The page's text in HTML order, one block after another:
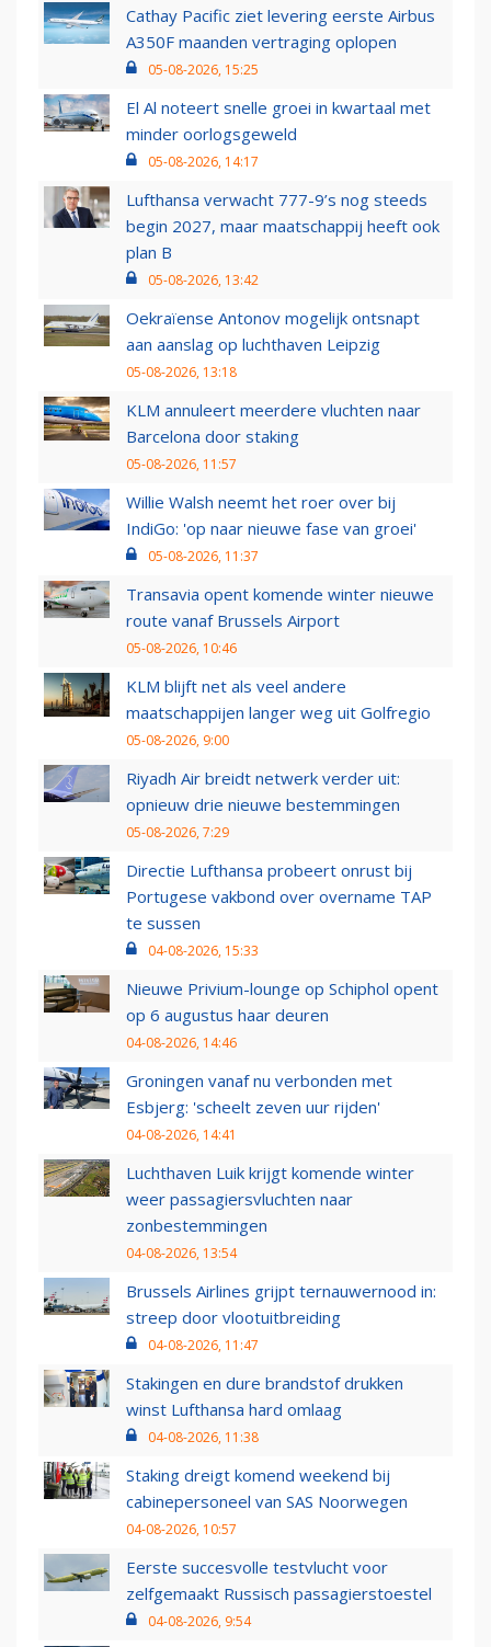
Cathay Pacific ziet levering eerste Airbus
A350F maanden vertraging oplopen
05-08-2026, 15:25
El Al noteert snelle groei in kwartaal met
minder oorlogsgeweld
05-08-2026, 14:17
Lufthansa verwacht 777-9’s nog steeds
begin 2027, maar maatschappij heeft ook
plan B
05-08-2026, 13:42
Oekraïense Antonov mogelijk ontsnapt
aan aanslag op luchthaven Leipzig
05-08-2026, 13:18
KLM annuleert meerdere vluchten naar
Barcelona door staking
05-08-2026, 11:57
Willie Walsh neemt het roer over bij
IndiGo: 'op naar nieuwe fase van groei'
05-08-2026, 11:37
Transavia opent komende winter nieuwe
route vanaf Brussels Airport
05-08-2026, 10:46
KLM blijft net als veel andere
maatschappijen langer weg uit Golfregio
05-08-2026, 9:00
Riyadh Air breidt netwerk verder uit:
opnieuw drie nieuwe bestemmingen
05-08-2026, 7:29
Directie Lufthansa probeert onrust bij
Portugese vakbond over overname TAP
te sussen
04-08-2026, 15:33
Nieuwe Privium-lounge op Schiphol opent
op 6 augustus haar deuren
04-08-2026, 14:46
Groningen vanaf nu verbonden met
Esbjerg: 'scheelt zeven uur rijden'
04-08-2026, 14:41
Luchthaven Luik krijgt komende winter
weer passagiersvluchten naar
zonbestemmingen
04-08-2026, 13:54
Brussels Airlines grijpt ternauwernood in:
streep door vlootuitbreiding
04-08-2026, 11:47
Stakingen en dure brandstof drukken
winst Lufthansa hard omlaag
04-08-2026, 11:38
Staking dreigt komend weekend bij
cabinepersoneel van SAS Noorwegen
04-08-2026, 10:57
Eerste succesvolle testvlucht voor
zelfgemaakt Russisch passagierstoestel
04-08-2026, 9:54